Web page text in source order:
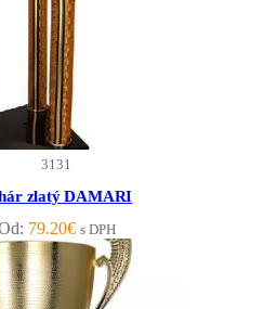
3131
zlatý DAMARI
79.20€ s DPH